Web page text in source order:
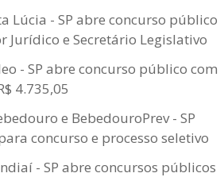
Lúcia - SP abre concurso público
Jurídico e Secretário Legislativo
- SP abre concurso público com
4.735,05
e BebedouroPrev - SP
concurso e processo seletivo
- SP abre concursos públicos